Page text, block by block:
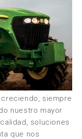
siempre
nuestro mayor
soluciones
que nos